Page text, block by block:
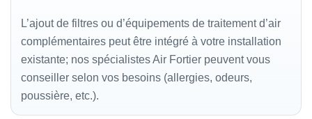
L’ajout de filtres ou d’équipements de traitement d’air
complémentaires peut être intégré à votre installation
existante; nos spécialistes Air Fortier peuvent vous
conseiller selon vos besoins (allergies, odeurs,
poussière, etc.).